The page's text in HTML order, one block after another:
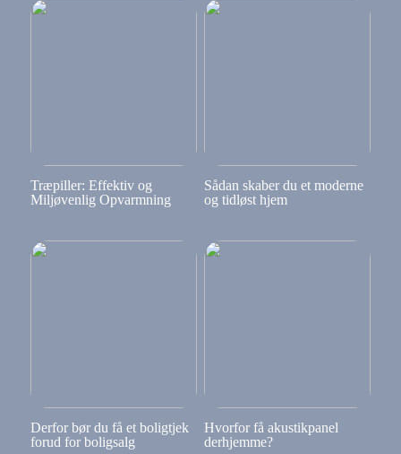
Træpiller: Effektiv og
Miljøvenlig Opvarmning
Sådan skaber du et moderne
og tidløst hjem
Derfor bør du få et boligtjek
forud for boligsalg
Hvorfor få akustikpanel
derhjemme?